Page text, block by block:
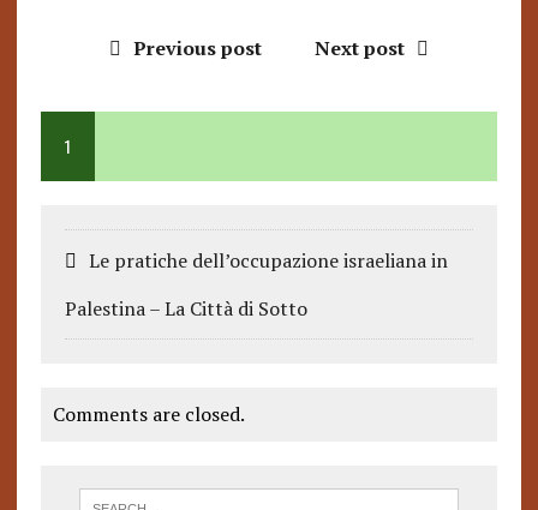
Previous post Next post
1
Le pratiche dell’occupazione israeliana in
Palestina – La Città di Sotto
Comments are closed.